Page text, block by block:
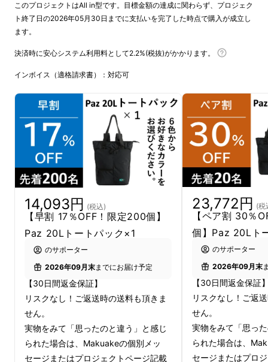
リターン品の配送が完了するまで、合同会社
RAQFULはPaz 20Lトートパックの日本におけ
る独占販売権を有する正規代理店です。詳細に
関しては、ページ下部のリスク＆チャレンジを
ご確認ください。
このプロジェクトはAll in型です。目標金額の達成に関わらず、プロジェク
ト終了日の2026年05月30日までに支払いを完了した時点で購入が成立し
ます。
決済時に安心システム利用料として2.2%(税抜)がかかります。
インボイス（適格請求書）：対応可
14,093円 (税込)
【早割 17％OFF！限定200個】
Paz 20Lトートパック×1
のサポーター
2026年09月末までにお届け予定
【30日間返金保証】
リスクなし！ご返送時の送料も頂きま
せん。
実物をみて「思ったのと違う」と感じ
られた場合は、Makuakeの個別メッ
セージまたはプロジェクトページ記載
23,772円 (税
【ペア割 30％
個】Paz 20Lト
のサポーター
2026年09月末
【30日間返金保証
リスクなし！ご返
せん。
実物をみて「思っ
られた場合は、
セージまたはプロ